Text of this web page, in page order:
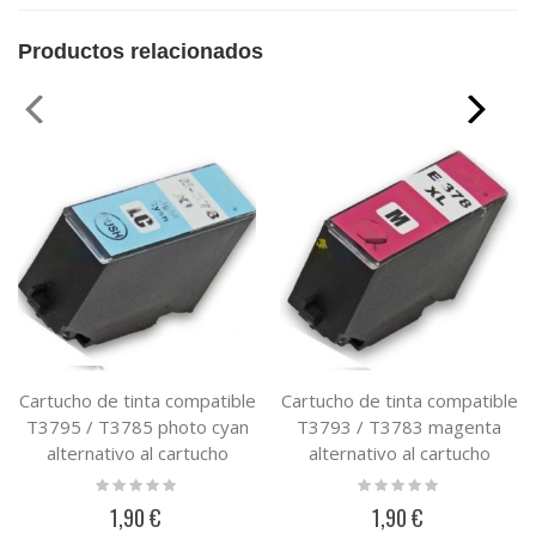
Productos relacionados
Cartucho de tinta compatible
T3795 / T3785 photo cyan
alternativo al cartucho
original epson
C13T37954010 /
Rating:
1,90 €
Cartucho de tinta compatible
T3793 / T3783 magenta
alternativo al cartucho
original epson
C13T37934010 /
Rating:
1,90 €